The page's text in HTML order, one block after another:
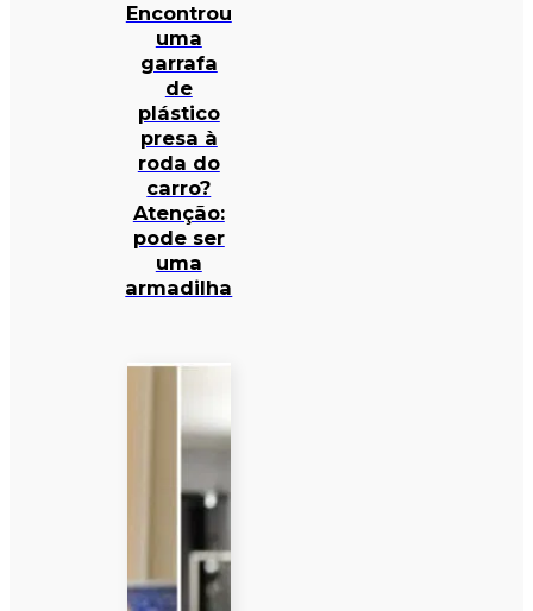
Encontrou
uma
garrafa
de
plástico
presa à
roda do
carro?
Atenção:
pode ser
uma
armadilha